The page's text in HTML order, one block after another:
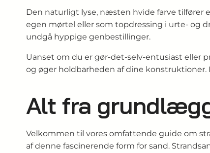
Den naturligt lyse, næsten hvide farve tilfører
egen mørtel eller som topdressing i urte- og
undgå hyppige genbestillinger.
Uanset om du er gør-det-selv-entusiast eller
og øger holdbarheden af dine
Alt fra
Velkommen til vores omfattende guide om
af denne fascinerende form for sand.